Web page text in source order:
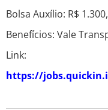
Bolsa Auxílio: R$
Benefícios: Vale
Link:
https://